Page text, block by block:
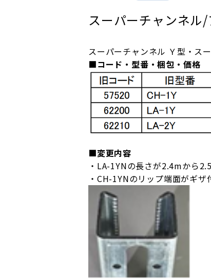
スーパーチャンネル/
スーパーチャンネル Ｙ型・ス
■コード・型番・梱包・価格
■変更内容
・LA-1YNの長さが2.4mから
・CH-1YNのリップ端面がギザ